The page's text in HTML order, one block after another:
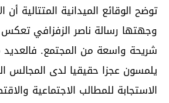
توضح الوقائع الميدانية المتتالية أن
وجهتها رسالة ناصر الزفزافي
شريحة واسعة من المجتمع. فالعديد
يلمسون عجزا حقيقيا لدى المجالس
الاستجابة للمطالب الاجتماعية